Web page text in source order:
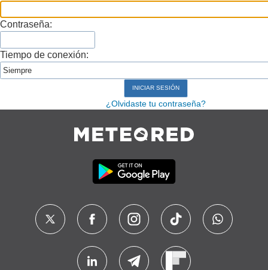
Contraseña:
Tiempo de conexión:
¿Olvidaste tu contraseña?